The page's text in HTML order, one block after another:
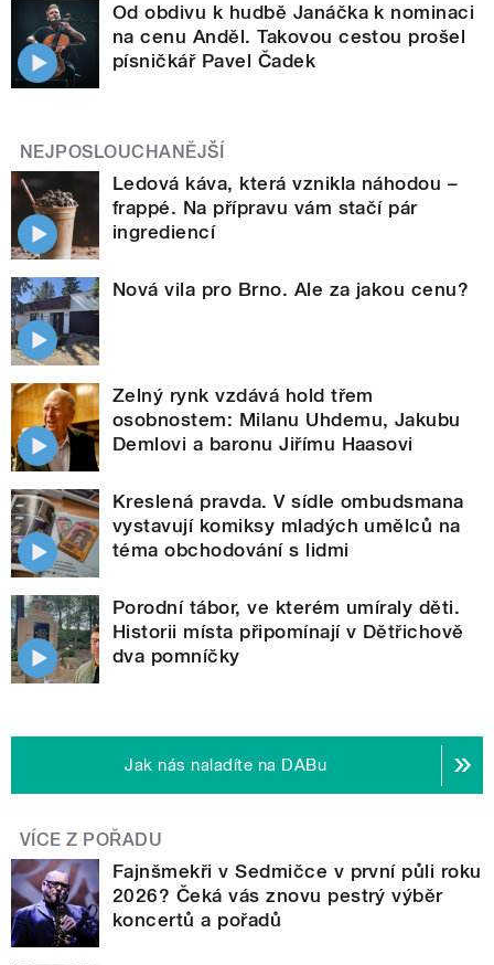
Od obdivu k hudbě Janáčka k nominaci
na cenu Anděl. Takovou cestou prošel
písničkář Pavel Čadek
NEJPOSLOUCHANĚJŠÍ
Ledová káva, která vznikla náhodou –
frappé. Na přípravu vám stačí pár
ingrediencí
Nová vila pro Brno. Ale za jakou cenu?
Zelný rynk vzdává hold třem
osobnostem: Milanu Uhdemu, Jakubu
Demlovi a baronu Jiřímu Haasovi
Kreslená pravda. V sídle ombudsmana
vystavují komiksy mladých umělců na
téma obchodování s lidmi
Porodní tábor, ve kterém umíraly děti.
Historii místa připomínají v Dětřichově
dva pomníčky
Jak nás naladíte na DABu
VÍCE Z POŘADU
Fajnšmekři v Sedmičce v první půli roku
2026? Čeká vás znovu pestrý výběr
koncertů a pořadů